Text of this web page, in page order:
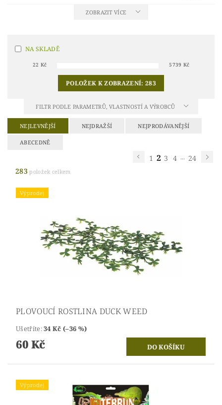
ZOBRAZIT VÍCE
NA SKLADĚ
22 Kč 5739 Kč
POLOŽEK K ZOBRAZENÍ: 283
FILTR PODLE PARAMETRŮ, VLASTNOSTÍ A VÝROBCŮ
NEJLEVNĚJŠÍ NEJDRAŽŠÍ NEJPRODÁVANĚJŠÍ
ABECEDNĚ
1 2 3 4 ... 24
283 položek celkem
Výprodej
PLOVOUCÍ ROSTLINA DUCK WEED
Ušetříte:34 Kč (–36 %)
60 Kč
Výprodej